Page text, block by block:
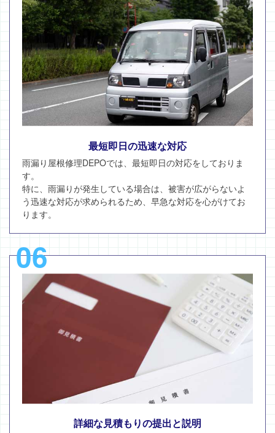
最短即日の迅速な対応
雨漏り屋根修理DEPOでは、最短即日の対応をしておりま
す。
特に、雨漏りが発生している場合は、被害が広がらないよ
う迅速な対応が求められるため、早急な対応を心がけてお
ります。
06
詳細な見積もりの提出と説明